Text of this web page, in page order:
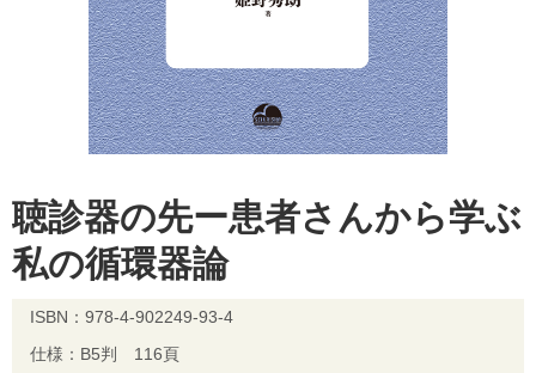
聴診器の先ー患者さんから学ぶ
私の循環器論
ISBN：978-4-902249-93-4
仕様：B5判 116頁